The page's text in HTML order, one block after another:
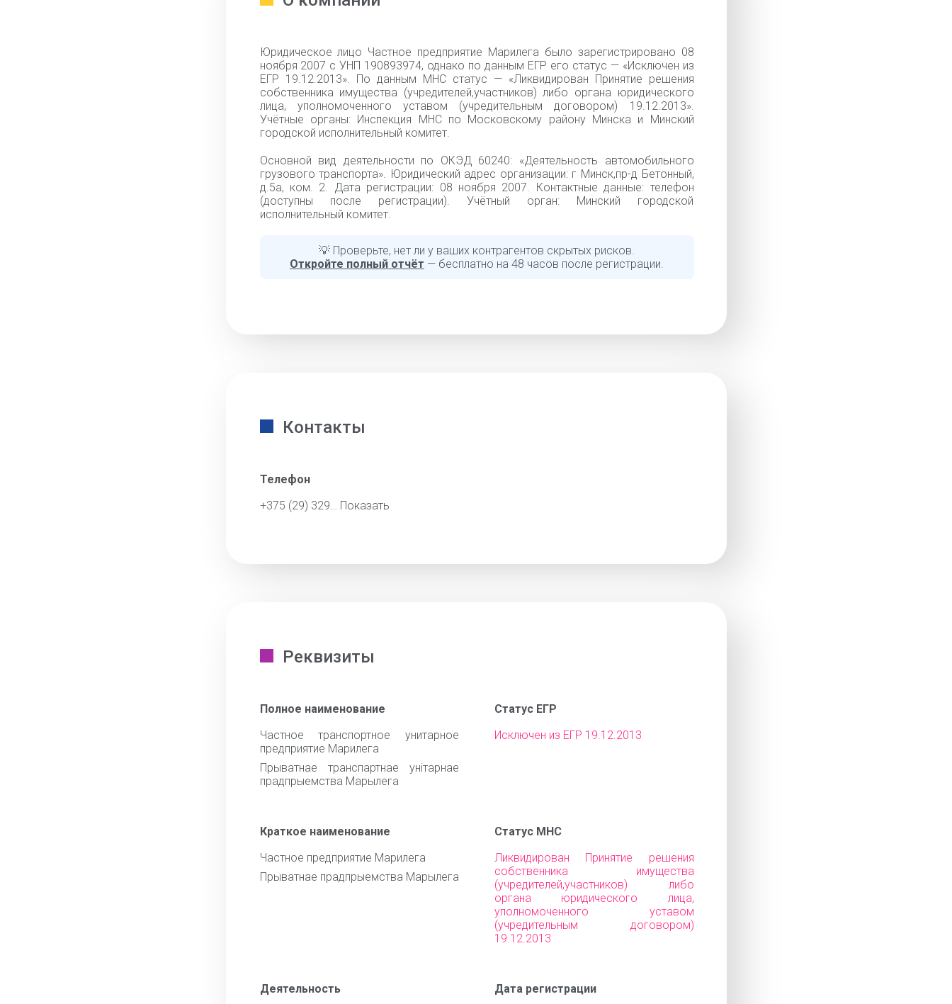
Юридическое лицо Частное предприятие Марилега было зарегистрировано 08
ноября 2007 с УНП 190893974, однако по данным ЕГР его статус — «Исключен из
ЕГР 19.12.2013». По данным МНС статус — «Ликвидирован Принятие решения
собственника имущества (учредителей,участников) либо органа юридического
лица, уполномоченного уставом (учредительным договором) 19.12.2013».
Учётные органы: Инспекция МНС по Московскому району Минска и Минский
городской исполнительный комитет.
Основной вид деятельности по ОКЭД 60240: «Деятельность автомобильного
грузового транспорта». Юридический адрес организации: г Минск,пр-д Бетонный,
д.5а, ком. 2. Дата регистрации: 08 ноября 2007. Контактные данные: телефон
(доступны после регистрации). Учётный орган: Минский городской
исполнительный комитет.
💡 Проверьте, нет ли у ваших контрагентов скрытых рисков.
Откройте полный отчёт — бесплатно на 48 часов после регистрации.
Контакты
Телефон
+375 (29) 329… Показать
Реквизиты
Полное наименование
Частное транспортное унитарное
предприятие Марилега
Прыватнае транспартнае унiтарнае
прадпрыемства Марылега
Статус ЕГР
Исключен из ЕГР 19.12.2013
Краткое наименование
Частное предприятие Марилега
Прыватнае прадпрыемства Марылега
Статус МНС
Ликвидирован Принятие решения
собственника имущества
(учредителей,участников) либо
органа юридического лица,
уполномоченного уставом
(учредительным договором)
19.12.2013
Деятельность
Дата регистрации